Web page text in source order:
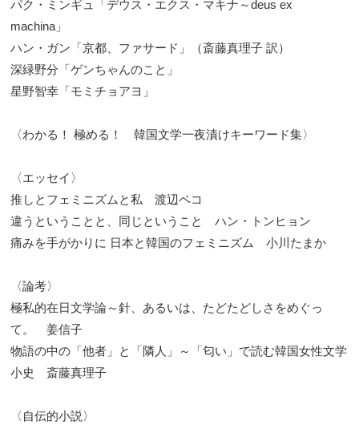
パク・ミンギュ「デウス・エクス・マキナ～deus ex
machina」
ハン・ガン「京都、ファサード」（斎藤真理子 訳）
深緑野分「ゲンちゃんのこと」
星野智幸「モミチョアヨ」
〈わかる！ 極める！ 韓国文学一夜漬けキーワード集〉
〈エッセイ〉
推しとフェミニズムと私 渡辺ペコ
違うということと、同じということ ハン・トンヒョン
痛みを手がかりに 日本と韓国のフェミニズム 小川たまか
〈論考〉
極私的在日文学論～針、あるいは、たどたどしさをめぐっ
て。 姜信子
物語の中の「他者」と「隣人」～「匂い」で読む韓国女性文学
小史 斎藤真理子
〈自伝的小説〉